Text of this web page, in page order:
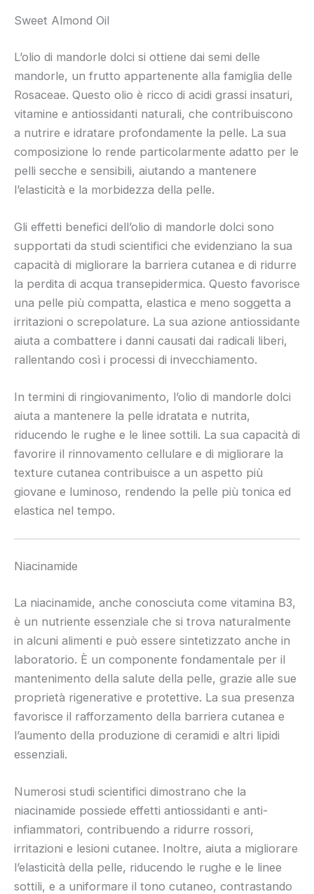
Sweet Almond Oil
L’olio di mandorle dolci si ottiene dai semi delle
mandorle, un frutto appartenente alla famiglia delle
Rosaceae. Questo olio è ricco di acidi grassi insaturi,
vitamine e antiossidanti naturali, che contribuiscono
a nutrire e idratare profondamente la pelle. La sua
composizione lo rende particolarmente adatto per le
pelli secche e sensibili, aiutando a mantenere
l’elasticità e la morbidezza della pelle.
Gli effetti benefici dell’olio di mandorle dolci sono
supportati da studi scientifici che evidenziano la sua
capacità di migliorare la barriera cutanea e di ridurre
la perdita di acqua transepidermica. Questo favorisce
una pelle più compatta, elastica e meno soggetta a
irritazioni o screpolature. La sua azione antiossidante
aiuta a combattere i danni causati dai radicali liberi,
rallentando così i processi di invecchiamento.
In termini di ringiovanimento, l’olio di mandorle dolci
aiuta a mantenere la pelle idratata e nutrita,
riducendo le rughe e le linee sottili. La sua capacità di
favorire il rinnovamento cellulare e di migliorare la
texture cutanea contribuisce a un aspetto più
giovane e luminoso, rendendo la pelle più tonica ed
elastica nel tempo.
Niacinamide
La niacinamide, anche conosciuta come vitamina B3,
è un nutriente essenziale che si trova naturalmente
in alcuni alimenti e può essere sintetizzato anche in
laboratorio. È un componente fondamentale per il
mantenimento della salute della pelle, grazie alle sue
proprietà rigenerative e protettive. La sua presenza
favorisce il rafforzamento della barriera cutanea e
l’aumento della produzione di ceramidi e altri lipidi
essenziali.
Numerosi studi scientifici dimostrano che la
niacinamide possiede effetti antiossidanti e anti-
infiammatori, contribuendo a ridurre rossori,
irritazioni e lesioni cutanee. Inoltre, aiuta a migliorare
l’elasticità della pelle, riducendo le rughe e le linee
sottili, e a uniformare il tono cutaneo, contrastando